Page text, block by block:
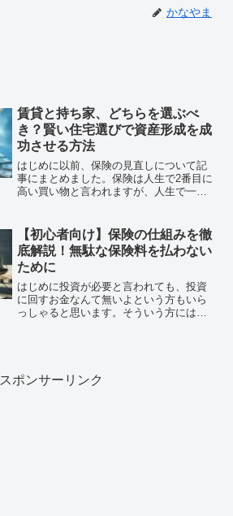
かなやま
賃貸と持ち家、どちらを選ぶべ
き？賢い住宅選びで資産形成を成
功させる方法
はじめに以前、保険の見直しについて記
事にまとめました。保険は人生で2番目に
高い買い物と言われますが、人生で一番
うに、その選択は私たちの人生に大きな
影響を与えます。 賃貸と...
【初心者向け】保険の仕組みを徹
底解説！無駄な保険料を払わない
ために
はじめに投資が必要と言われても、投資
に回すお金なんて無いよという方もいら
っしゃると思います。そういう方にはぜ
スポンサーリンク